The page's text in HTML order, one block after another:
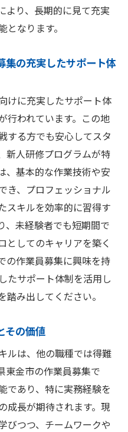
ておくべき最新トレ
い契約交渉術
が求人市場に与える
レンドと日本への波
意識向上がもたらす
理想のライフスタイ
充実を両立する方法
活動を通じた生活の
れる生活の充実感
切にする働き方
休日の過ごし方
歩を踏み出すタイミ
より、長期的に見て充実
なります。
集の充実したサポート体
けに充実したサポート体
行われています。この地
する方でも安心してスタ
新人研修プログラムが特
、基本的な作業技術や安
き、プロフェッショナル
スキルを効率的に習得す
、未経験者でも短期間で
としてのキャリアを築く
の作業員募集に興味を持
たサポート体制を活用し
み出してください。
その価値
ルは、他の職種では得難
東金市の作業員募集で
であり、特に実務経験を
成長が期待されます。現
びつつ、チームワークや